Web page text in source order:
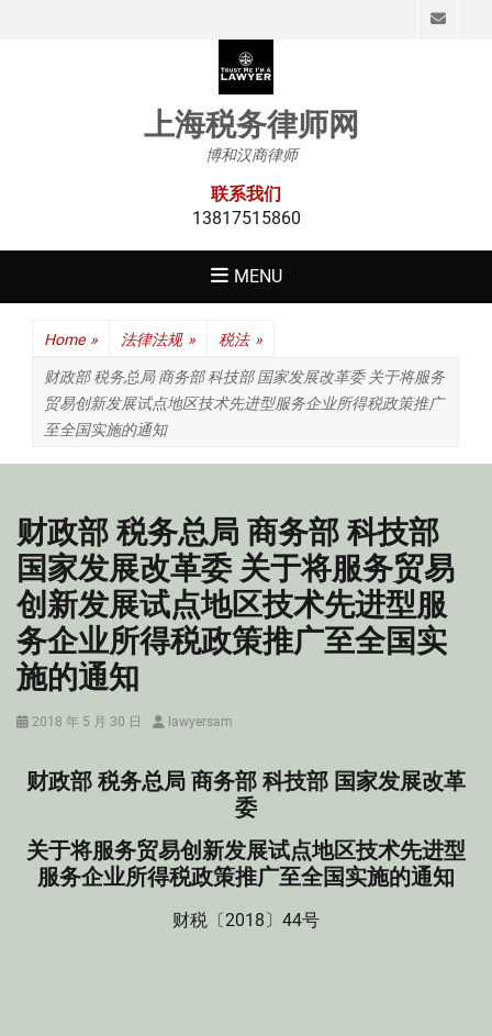
上海税务律师网
博和汉商律师
联系我们
13817515860
MENU
Home » 法律法规 » 税法 »
财政部 税务总局 商务部 科技部 国家发展改革委 关于将服务
贸易创新发展试点地区技术先进型服务企业所得税政策推广
至全国实施的通知
财政部 税务总局 商务部 科技部
国家发展改革委 关于将服务贸易
创新发展试点地区技术先进型服
务企业所得税政策推广至全国实
施的通知
Posted
2018 年 5 月 30 日 Authorlawyersam
财政部 税务总局 商务部 科技部 国家发展改革
委
关于将服务贸易创新发展试点地区技术先进型
服务企业所得税政策推广至全国实施的通知
财税〔2018〕44号